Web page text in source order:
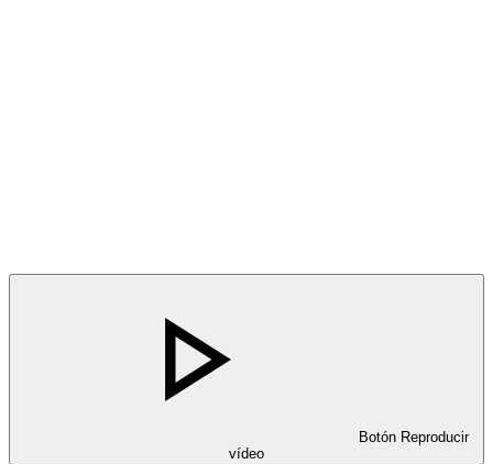
Botón Reproducir
vídeo